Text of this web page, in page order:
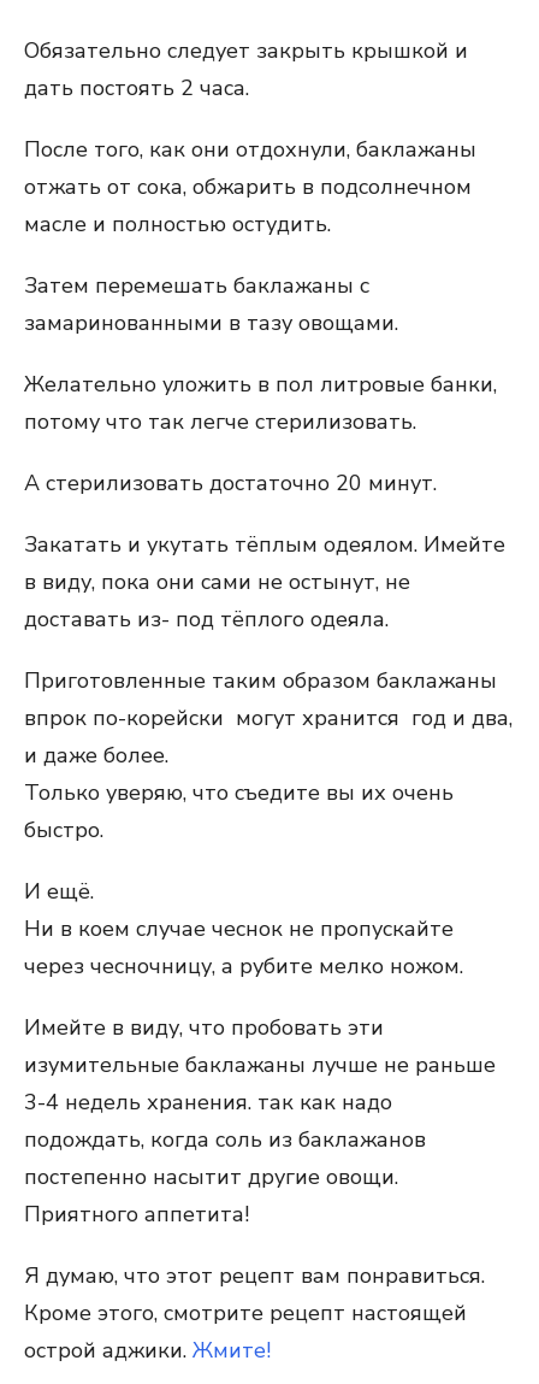
Обязательно следует закрыть крышкой и
дать постоять 2 часа.
После того, как они отдохнули, баклажаны
отжать от сока, обжарить в подсолнечном
масле и полностью остудить.
Затем перемешать баклажаны с
замаринованными в тазу овощами.
Желательно уложить в пол литровые банки,
потому что так легче стерилизовать.
А стерилизовать достаточно 20 минут.
Закатать и укутать тёплым одеялом. Имейте
в виду, пока они сами не остынут, не
доставать из- под тёплого одеяла.
Приготовленные таким образом баклажаны
впрок по-корейски могут хранится год и два,
и даже более.
Только уверяю, что съедите вы их очень
быстро.
И ещё.
Ни в коем случае чеснок не пропускайте
через чесночницу, а рубите мелко ножом.
Имейте в виду, что пробовать эти
изумительные баклажаны лучше не раньше
3-4 недель хранения. так как надо
подождать, когда соль из баклажанов
постепенно насытит другие овощи.
Приятного аппетита!
Я думаю, что этот рецепт вам понравиться.
Кроме этого, смотрите рецепт настоящей
острой аджики. Жмите!